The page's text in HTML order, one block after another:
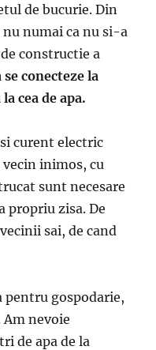
de bucurie. Din
numai ca nu si-a
constructie a
conecteze la
cea de apa.
curent electric
inimos, cu
sunt necesare
propriu zisa. De
sai, de cand
pentru gospodarie,
nevoie
de apa de la